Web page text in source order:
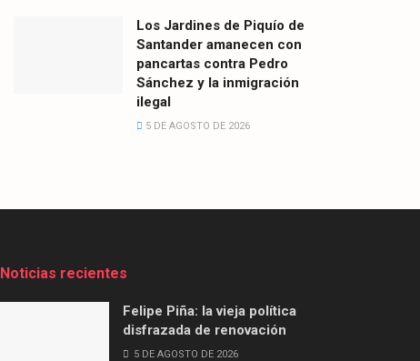
Los Jardines de Piquío de
Santander amanecen con
pancartas contra Pedro
Sánchez y la inmigración
ilegal
5 DE AGOSTO DE 2026
Noticias recientes
Felipe Piña: la vieja política
disfrazada de renovación
5 DE AGOSTO DE 2026